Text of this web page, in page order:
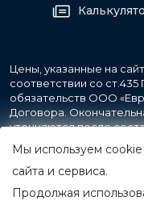
Цены, указанные на
соответствии со
обязательств ООО
Договора.
уточняются после
фиксируются в Счете
поставку товара.
© 2007-2026 Все
Мы используем
сайта и сервиса.
Продолжая